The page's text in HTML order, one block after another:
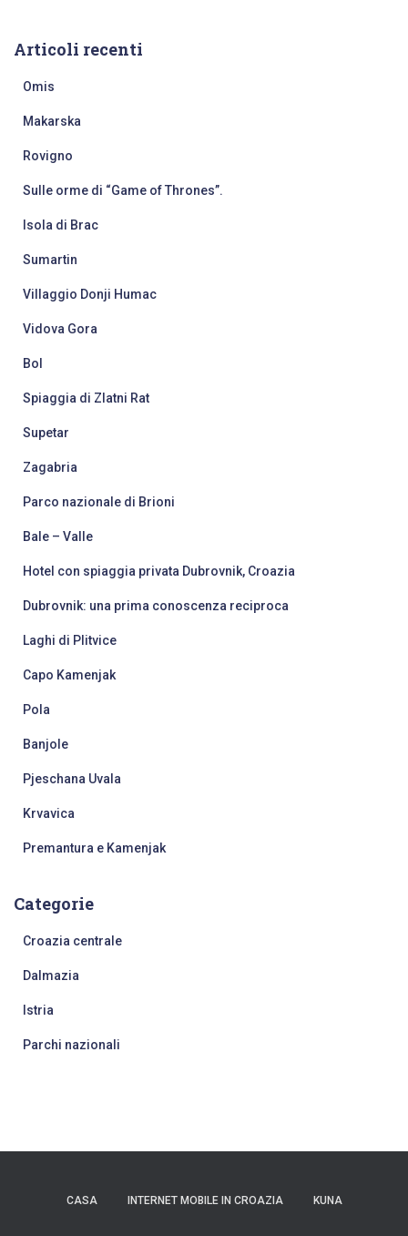
c
Articoli recenti
Omis
Makarska
Rovigno
Sulle orme di “Game of Thrones”.
Isola di Brac
Sumartin
Villaggio Donji Humac
Vidova Gora
Bol
Spiaggia di Zlatni Rat
Supetar
Zagabria
Parco nazionale di Brioni
Bale – Valle
Hotel con spiaggia privata Dubrovnik, Croazia
Dubrovnik: una prima conoscenza reciproca
Laghi di Plitvice
Capo Kamenjak
Pola
Banjole
Pjeschana Uvala
Krvavica
Premantura e Kamenjak
Categorie
Croazia centrale
Dalmazia
Istria
Parchi nazionali
CASA INTERNET MOBILE IN CROAZIA KUNA